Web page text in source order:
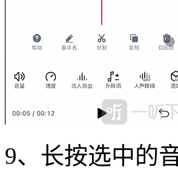
9、长按选中的